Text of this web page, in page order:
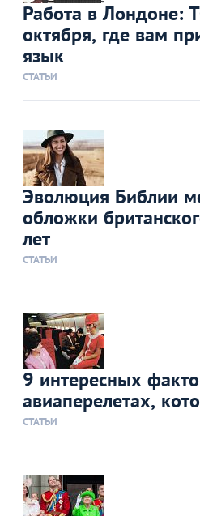
Работа в Лондоне:
октября, где вам
язык
СТАТЬИ
Эволюция Библии
обложки
лет
СТАТЬИ
9 интересных
авиаперелетах,
СТАТЬИ